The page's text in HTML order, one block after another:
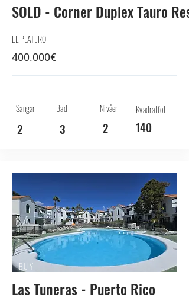
SOLD - Corner Duplex Tauro
EL PLATERO
400.000€
Sängar Bad Nivåer Kvadratfot
2 3 2 140
BUY
Las Tuneras - Puerto Rico